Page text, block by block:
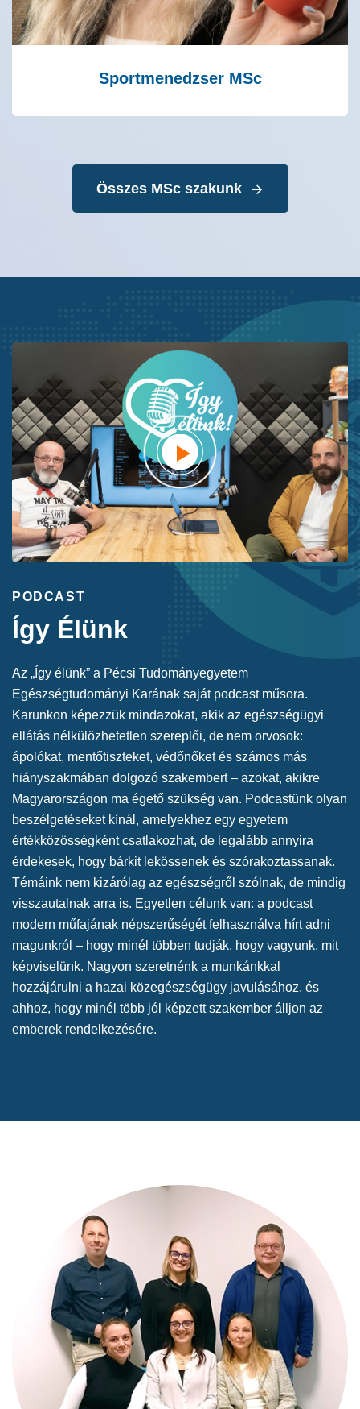
Sportmenedzser MSc
Összes MSc szakunk
PODCAST
Így Élünk
Az „Így élünk” a Pécsi Tudományegyetem
Egészségtudományi Karának saját podcast műsora.
Karunkon képezzük mindazokat, akik az egészségügyi
ellátás nélkülözhetetlen szereplői, de nem orvosok:
ápolókat, mentőtiszteket, védőnőket és számos más
hiányszakmában dolgozó szakembert – azokat, akikre
Magyarországon ma égető szükség van. Podcastünk olyan
beszélgetéseket kínál, amelyekhez egy egyetem
értékközösségként csatlakozhat, de legalább annyira
érdekesek, hogy bárkit lekössenek és szórakoztassanak.
Témáink nem kizárólag az egészségről szólnak, de mindig
visszautalnak arra is. Egyetlen célunk van: a podcast
modern műfajának népszerűségét felhasználva hírt adni
magunkról – hogy minél többen tudják, hogy vagyunk, mit
képviselünk. Nagyon szeretnénk a munkánkkal
hozzájárulni a hazai közegészségügy javulásához, és
ahhoz, hogy minél több jól képzett szakember álljon az
emberek rendelkezésére.